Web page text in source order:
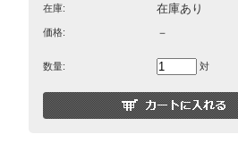
在庫: 在庫あり
価格: －
数量: 対